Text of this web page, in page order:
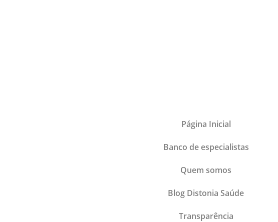
Página Inicial
Banco de especialistas
Quem somos
Blog Distonia Saúde
Transparência